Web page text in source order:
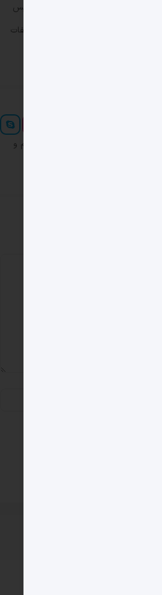
از سرویس تاکسی اینترنت و همچنین پلیس
بهتری را تجربه کنید. گزارش تخلفات
این صورت می توان امید داشت که تمام و
رسد.